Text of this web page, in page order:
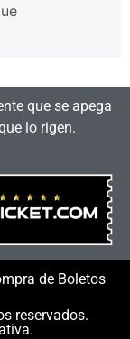
que se apega
lo rigen.
de Boletos
reservados.
.